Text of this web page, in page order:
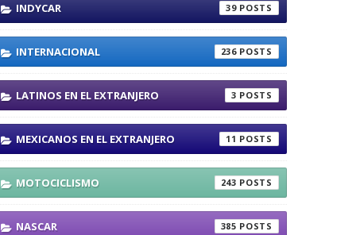
INDYCAR 39
INTERNACIONAL 236
LATINOS EN EL EXTRANJERO 3
MEXICANOS EN EL EXTRANJERO 11
MOTOCICLISMO 243
NASCAR 385